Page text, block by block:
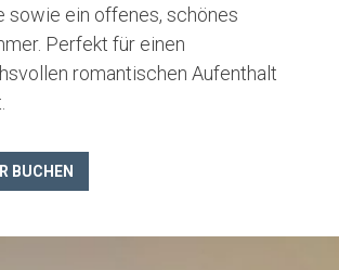
sowie ein offenes, schönes
Perfekt für einen
romantischen Aufenthalt
BUCHEN